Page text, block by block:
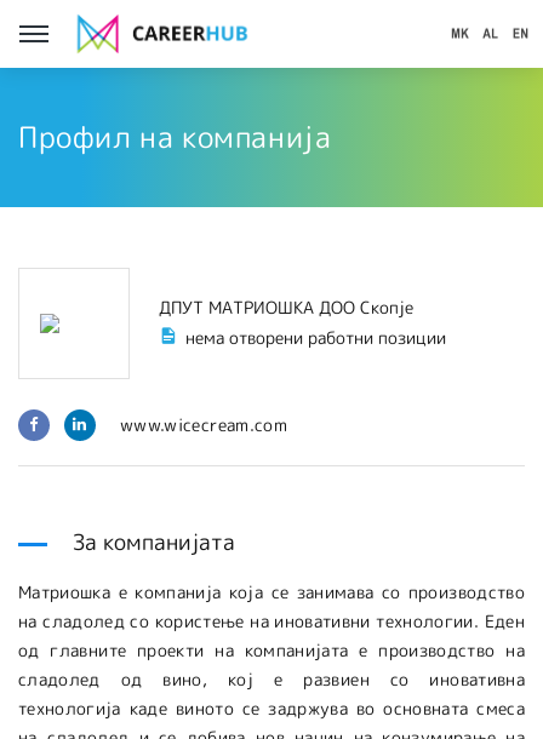
Профил на компанија
ДПУТ МАТРИОШКА ДОО Скопје
нема отворени работни позиции
www.wicecream.com
За компанијата
Матриошка е компанија која се занимава со производство
на сладолед со користење на иновативни технологии. Еден
од главните проекти на компанијата е производство на
сладолед од вино, кој е развиен со иновативна
технологија каде виното се задржува во основната смеса